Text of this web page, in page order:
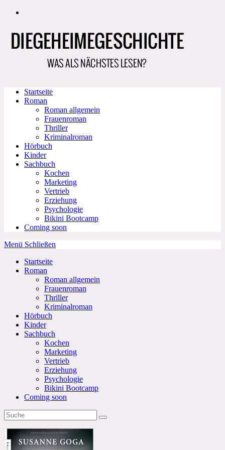
Zum
Startseite
Roman
Roman allgemein
Frauenroman
Thriller
Kriminalroman
Hörbuch
Kinder
Sachbuch
Kochen
Marketing
Vertrieb
Erziehung
Psychologie
Bikini Bootcamp
Coming soon
Menü Schließen
Startseite
Roman
Roman allgemein
Frauenroman
Thriller
Kriminalroman
Hörbuch
Kinder
Sachbuch
Kochen
Marketing
Vertrieb
Erziehung
Psychologie
Bikini Bootcamp
Coming soon